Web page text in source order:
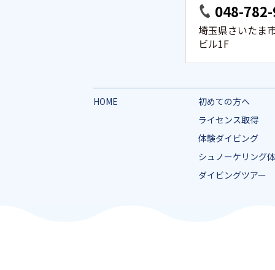
048-
埼玉県さいたま
ビル1F
HOME
初めての方へ
ライセンス取得
体験ダイビング
シュノーケリング
ダイビングツアー